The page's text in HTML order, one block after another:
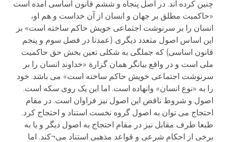
چنین کرده اند. در اصل پنجاه و ششم قانون اساسی آمده است
«حاکمیت مطلق بر جهان و انسان از آن خداست و هم او،
انسان را بر سرنوشت اجتماعی خویش حاکم ساخته است» بر
این اساس اصول متعدد دیگری (عمدتا در فصل سوم و پنجم
قانون اساسی) که جملگی به شکلی تعین بخش حق حاکمیت
ملی است و در واقع بیانگر همان گزارة «خداوند انسان را بر
سرنوشت اجتماعی خویش حاکم ساخته است» می باشد. خود
را به «نوع انسان» وانهاده است. اما این یک روی سکه است.
اصول و شروط ناقض این اصول نیز فراوان است. در مقام
احتجاج می توان به اصول گروه نخست استناد و احتجاج کرد.
طبعا طرف مقابل نیز در مقام احتجاج به اصول دیگر و یا به
برخی از احکام شرعی و قواعد مذهبی استناد می¬کند. اما